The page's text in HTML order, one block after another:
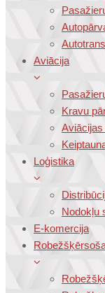
Aviācija
Kravu
Loģistika
Nodokļu
E-komercija